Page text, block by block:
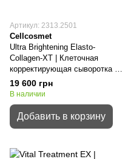
Артикул: 2313.2501
Cellcosmet
Ultra Brightening Elasto-
Collagen-XT | Клеточная
корректирующая сыворотка с
эласто-коллагеном
Ультраяркий тон CELLCOSMET
19 600 грн
В наличии
Добавить в корзину